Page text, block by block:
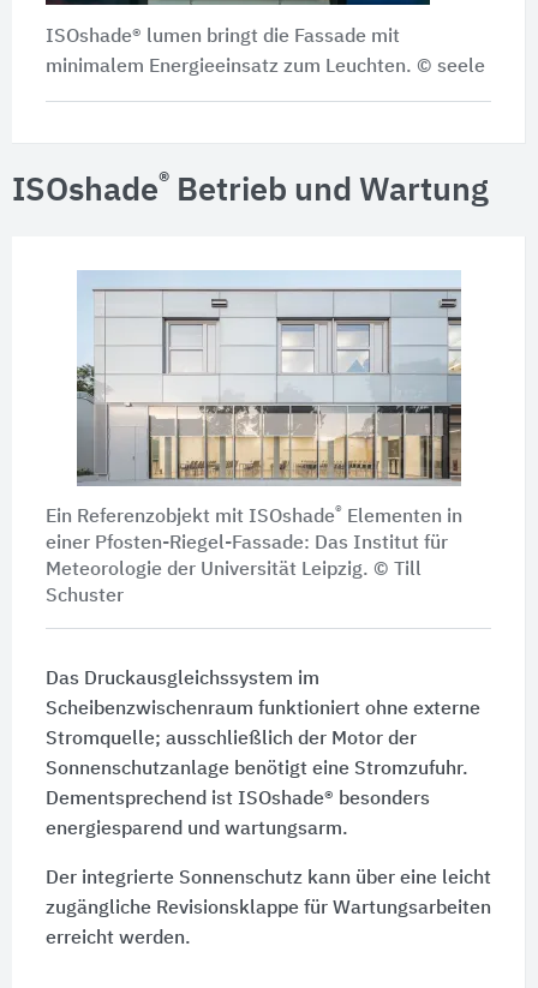
ISOshade® lumen bringt die Fassade mit
minimalem Energieeinsatz zum Leuchten. © seele
ISOshade® Betrieb und Wartung
Ein Referenzobjekt mit ISOshade® Elementen in
einer Pfosten-Riegel-Fassade: Das Institut für
Meteorologie der Universität Leipzig. © Till
Schuster
Das Druckausgleichssystem im
Scheibenzwischenraum funktioniert ohne externe
Stromquelle; ausschließlich der Motor der
Sonnenschutzanlage benötigt eine Stromzufuhr.
Dementsprechend ist ISOshade® besonders
energiesparend und wartungsarm.
Der integrierte Sonnenschutz kann über eine leicht
zugängliche Revisionsklappe für Wartungsarbeiten
erreicht werden.